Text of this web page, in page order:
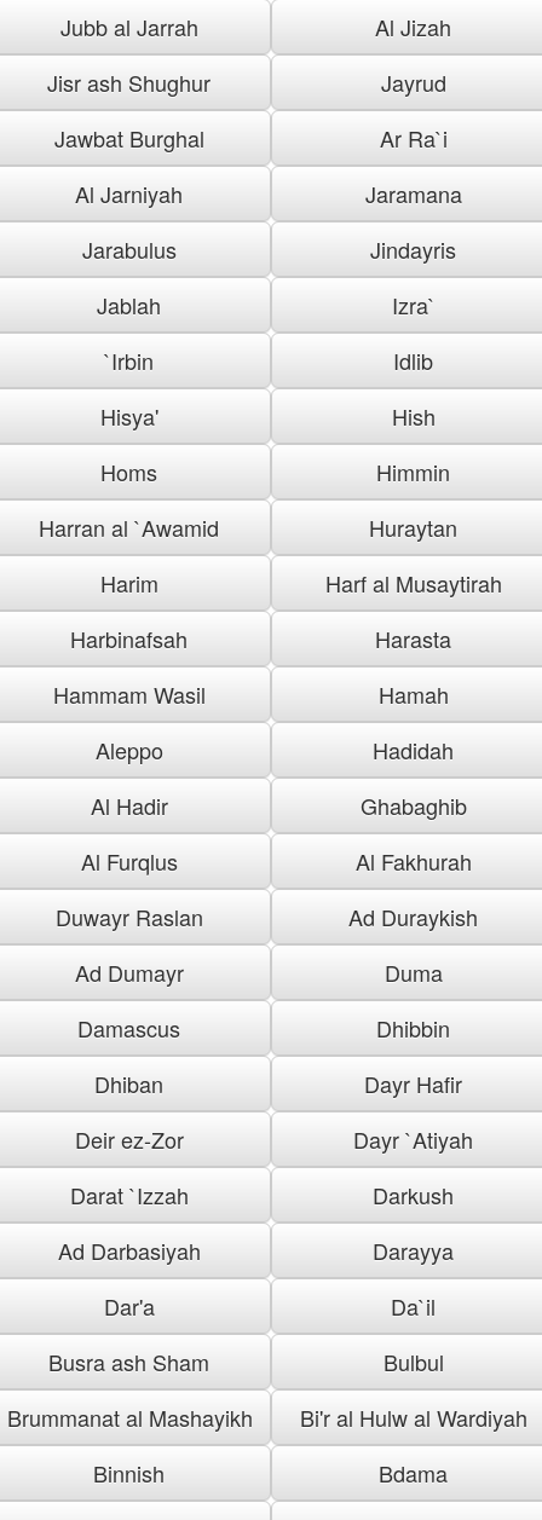
Jubb al Jarrah
Al Jizah
Jisr ash Shughur
Jayrud
Jawbat Burghal
Ar Ra`i
Al Jarniyah
Jaramana
Jarabulus
Jindayris
Jablah
Izra`
`Irbin
Idlib
Hisya'
Hish
Homs
Himmin
Harran al `Awamid
Huraytan
Harim
Harf al Musaytirah
Harbinafsah
Harasta
Hammam Wasil
Hamah
Aleppo
Hadidah
Al Hadir
Ghabaghib
Al Furqlus
Al Fakhurah
Duwayr Raslan
Ad Duraykish
Ad Dumayr
Duma
Damascus
Dhibbin
Dhiban
Dayr Hafir
Deir ez-Zor
Dayr `Atiyah
Darat `Izzah
Darkush
Ad Darbasiyah
Darayya
Dar'a
Da`il
Busra ash Sham
Bulbul
Brummanat al Mashayikh
Bi'r al Hulw al Wardiyah
Binnish
Bdama